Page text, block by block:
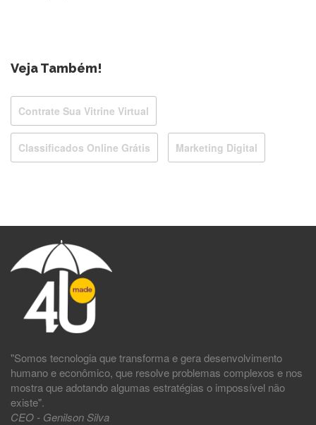
Veja Também!
Contrate Sua Vitrine Virtual
Classificados Online Grátis Marketing Digital
"Somos tecnologia que transforma e gera desenvolvimento
humano e econômico, que resolve problemas complexos e nos
mostra que adotando algumas estratégias o impossível não
existe".
CEO - Genilson Silva